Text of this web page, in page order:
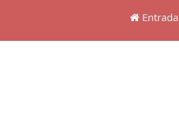
Entrada